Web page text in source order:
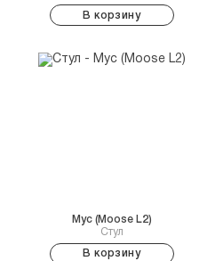
В корзину
Стул
Мус (Moose L2)
В корзину